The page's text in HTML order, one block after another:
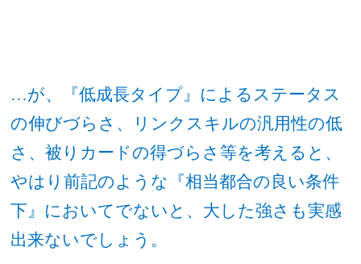
…が、『低成長タイプ』によるステータス
の伸びづらさ、リンクスキルの汎用性の低
さ、被りカードの得づらさ等を考えると、
やはり前記のような『相当都合の良い条件
下』においてでないと、大した強さも実感
出来ないでしょう。